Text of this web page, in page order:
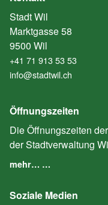
Stadt Wil
Marktgasse 58
9500 Wil
+41 71 913 53 53
info@stadtwil.ch
Öffnungszeiten
Die Öffnungszeiten
der Stadtverwaltung
mehr… …
Soziale Medien